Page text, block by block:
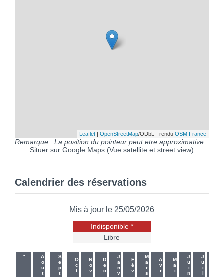
Leaflet OpenStreetMap/ODbL - rendu OSM France
Remarque : La position du pointeur peut etre approximative.
Situer sur Google Maps (Vue satellite et street view)
Calendrier des réservations
Mis à jour le 25/05/2026
Indisponible *
Libre
- Aout Sept Oct Nov Dec Janv Fév Mars Avr Mai Juin Juil